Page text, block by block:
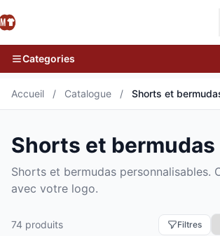
Categories
Accueil / Catalogue / Shorts et
Shorts et bermudas
Shorts et bermudas personnalisables.
avec votre logo.
74 produits Filtres